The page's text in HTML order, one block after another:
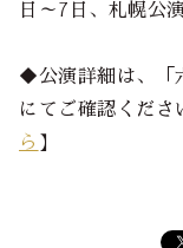
日～7日、札幌公
◆公演詳細は、「
にてご確認くださ
ら 】